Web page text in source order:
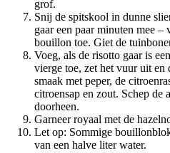
grof.
Snij de spitskool in dunne
gaar een paar minuten mee
bouillon toe. Giet de
Voeg, als de risotto gaar is
vierge toe, zet het vuur uit
smaak met peper, de
citroensap en zout. Schep de
doorheen.
Garneer royaal met de
Let op: Sommige
van een halve liter water.